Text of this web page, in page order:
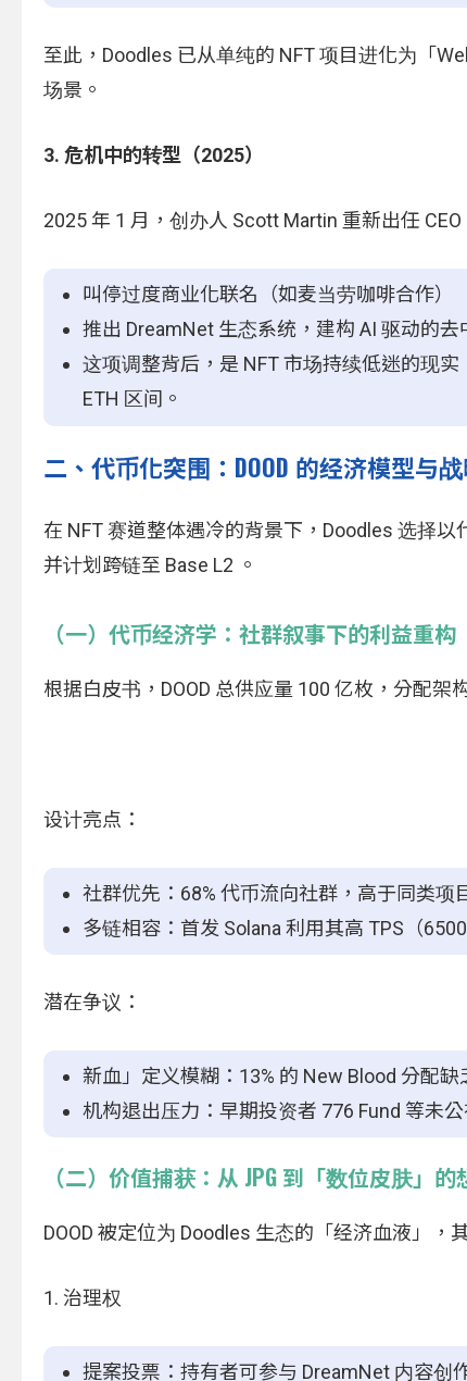
至此，Doodles 已从单纯的 NFT 项目进化为「
场景。
3. 危机中的转型（2025）
2025 年 1 月，创办人 Scott Martin 重新出任
叫停过度商业化联名（如麦当劳咖啡合作）
推出 DreamNet 生态系统，建构 AI 驱动的
这项调整背后，是 NFT 市场持续低迷的现
ETH 区间。
二、代币化突围：DOOD 的经济模型与
在 NFT 赛道整体遇冷的背景下，Doodles 选择以
并计划跨链至 Base L2 。
（一）代币经济学：社群叙事下的利益重构
根据白皮书，DOOD 总供应量 100 亿枚，分配架
设计亮点：
社群优先：68% 代币流向社群，高于同类项
多链相容：首发 Solana 利用其高 TPS（
潜在争议：
新血」定义模糊：13% 的 New Blood 分配
机构退出压力：早期投资者 776 Fund 等未
（二）价值捕获：从 JPG 到「数位皮肤」的
DOOD 被定位为 Doodles 生态的「经济血液」，
1. 治理权
提案投票：持有者可参与 DreamNet 内容创